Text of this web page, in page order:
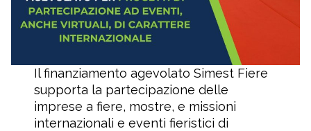
Il finanziamento agevolato Simest Fiere
supporta la partecipazione delle
imprese a fiere, mostre, e missioni
internazionali e eventi fieristici di